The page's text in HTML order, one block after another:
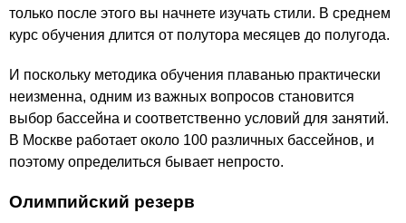
только после этого вы начнете изучать стили. В среднем
курс обучения длится от полутора месяцев до полугода.
И поскольку методика обучения плаванью практически
неизменна, одним из важных вопросов становится
выбор бассейна и соответственно условий для занятий.
В Москве работает около 100 различных бассейнов, и
поэтому определиться бывает непросто.
Олимпийский резерв